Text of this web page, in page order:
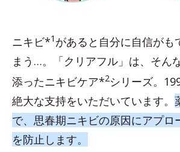
ニキビ*1 があると自分に自信がも
まう…。「クリアフル」は、そん
添ったニキビケア*2シリーズ。
絶大な支持をいただいています。
で、思春期ニキビの原因にアプロ
を防止します。